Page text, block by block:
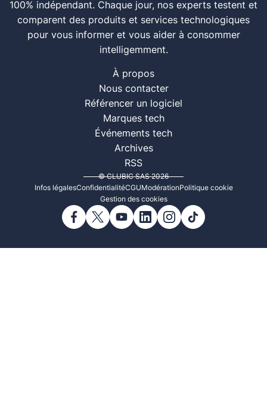
100% indépendant. Chaque jour, nos experts testent et
comparent des produits et services technologiques
pour vous informer et vous aider à consommer
intelligemment.
À propos
Nous contacter
Référencer un logiciel
Marques tech
Événements tech
Archives
RSS
© CLUBIC SAS 2026
Infos légalesConfidentialitéCGUModérationPolitique cookie
Gestion des cookies